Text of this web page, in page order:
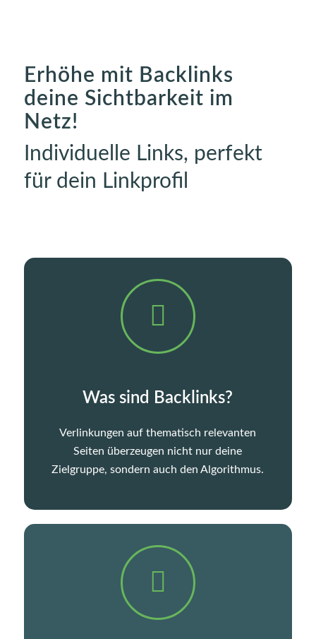
Erhöhe mit Backlinks
deine Sichtbarkeit im
Netz!
Individuelle Links, perfekt
für dein Linkprofil
Was sind Backlinks?
Verlinkungen auf thematisch relevanten
Seiten überzeugen nicht nur deine
Zielgruppe, sondern auch den Algorithmus.